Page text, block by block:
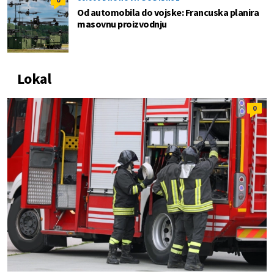
Od automobila do vojske: Francuska planira
masovnu proizvodnju
Lokal
0